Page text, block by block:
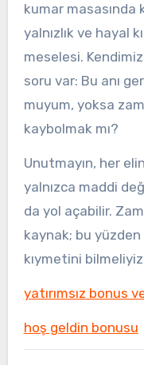
kumar masasında
yalnızlık ve hayal
meselesi.
soru var: Bu anı
muyum, yoksa
kaybolmak mı?
Unutmayın, her
yalnızca maddi
da yol açabilir.
kaynak; bu
kıymetini
yatırımsız bonus
hoş geldin bonusu